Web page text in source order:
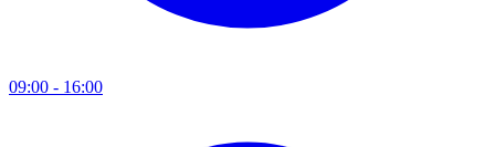
09:00 - 16:00